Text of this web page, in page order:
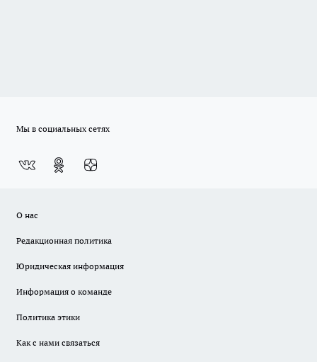
Мы в социальных сетях
О нас
Редакционная политика
Юридическая информация
Информация о команде
Политика этики
Как с нами связаться